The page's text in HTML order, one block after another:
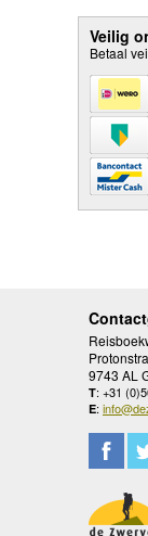
Veilig
Betaal
9743 AL
T: +31
E: